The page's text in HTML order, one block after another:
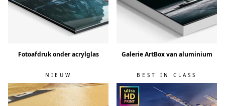
Fotoafdruk onder acrylglas Galerie ArtBox van aluminium
NIEUW BEST IN CLASS